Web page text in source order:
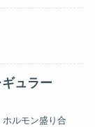
ュラー
ルモン盛り合